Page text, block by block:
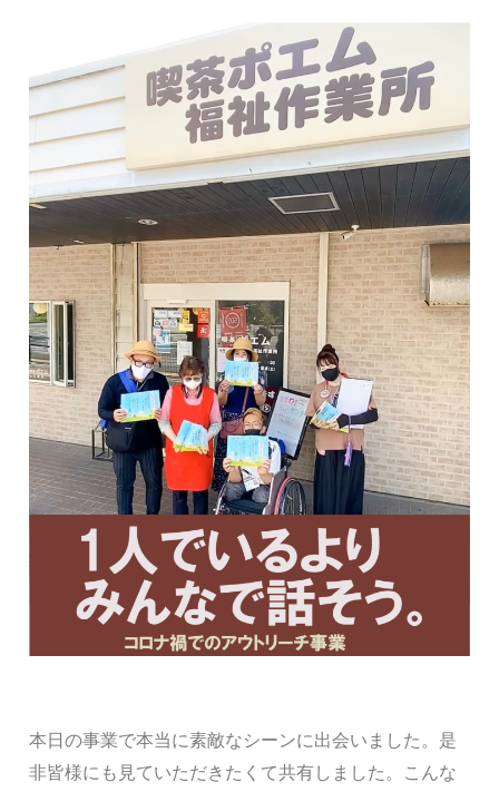
本日の事業で本当に素敵なシーンに出会いました。是
非皆様にも見ていただきたくて共有しました。こんな